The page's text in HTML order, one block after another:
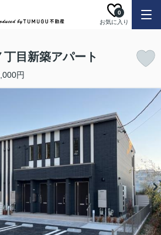
お気に入り
0
目新築アパート
円